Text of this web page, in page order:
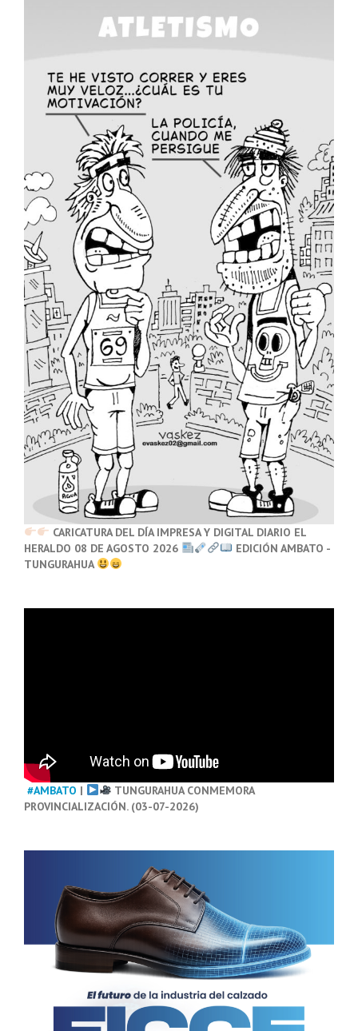
CARICATURA DEL DÍA IMPRESA Y DIGITAL DIARIO EL
HERALDO 08 DE AGOSTO 2026
EDICIÓN AMBATO -
TUNGURAHUA
#AMBATO |
TUNGURAHUA CONMEMORA
PROVINCIALIZACIÓN. (03-07-2026)